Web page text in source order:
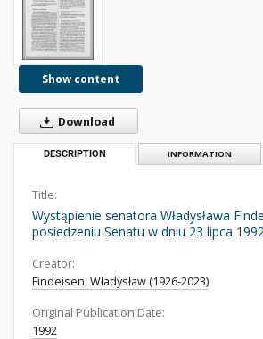
Show content
Download
DESCRIPTION INFORMATION
Title:
Wystąpienie senatora Władysława
posiedzeniu Senatu w dniu 23 lipca
Creator:
Findeisen, Władysław (1926-2023)
Original Publication Date:
1992